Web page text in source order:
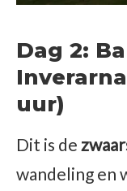
Dag 2:
uur)
Dit is de
wandeling en